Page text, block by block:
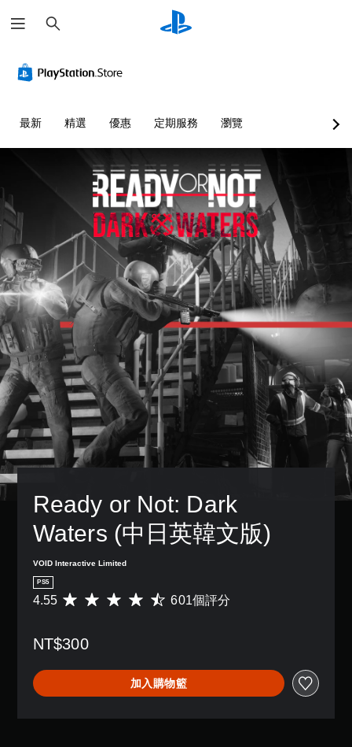
尋
最新 精選 優惠 定期服務 瀏覽
Ready or Not: Dark
Waters (中日英韓文版)
VOID Interactive Limited
PS5
平
分
4
.
4.55 601個評分
NT$300
加入購物籃